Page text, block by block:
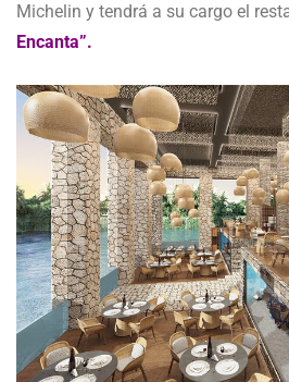
Michelin y tendrá a su cargo el
Encanta”.